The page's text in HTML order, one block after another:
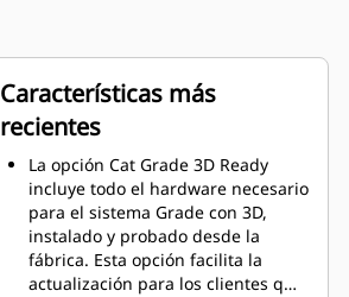
Características más
recientes
La opción Cat Grade 3D Ready
incluye todo el hardware necesario
para el sistema Grade con 3D,
instalado y probado desde la
fábrica. Esta opción facilita la
actualización para los clientes que